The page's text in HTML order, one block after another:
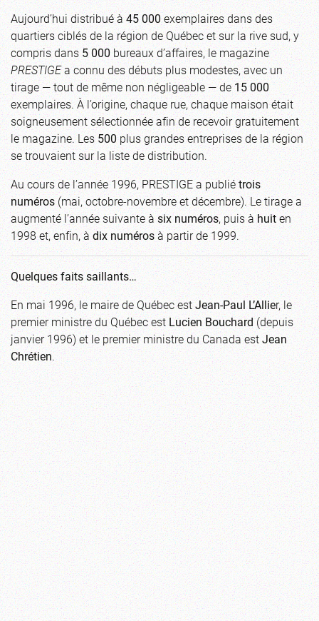
Aujourd’hui distribué à45 000exemplaires dans des
quartiers ciblés de la région de Québec et sur la rive sud, y
compris dans5 000bureaux d’affaires, le magazine
PRESTIGEa connu des débuts plus modestes, avec un
tirage — tout de même non négligeable — de15 000
exemplaires. À l’origine, chaque rue, chaque maison était
soigneusement sélectionnée afin de recevoir gratuitement
le magazine. Les500plus grandes entreprises de la région
se trouvaient sur la liste de distribution.
Au cours de l’année 1996, PRESTIGE a publiétrois
numéros(mai, octobre-novembre et décembre). Le tirage a
augmenté l’année suivante àsix numéros, puis àhuiten
1998 et, enfin, àdix numérosà partir de 1999.
Quelques faits saillants…
En mai 1996, le maire de Québec estJean-Paul L’Allier, le
premier ministre du Québec estLucien Bouchard(depuis
janvier 1996) et le premier ministre du Canada estJean
Chrétien.